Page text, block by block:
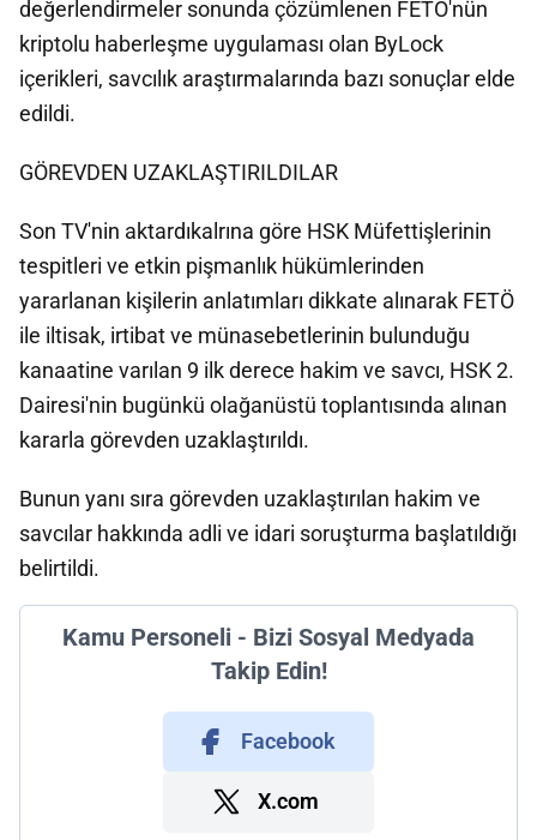
değerlendirmeler sonunda çözümlenen FETÖ'nün
kriptolu haberleşme uygulaması olan ByLock
içerikleri, savcılık araştırmalarında bazı sonuçlar elde
edildi.
GÖREVDEN UZAKLAŞTIRILDILAR
Son TV'nin aktardıkalrına göre HSK Müfettişlerinin
tespitleri ve etkin pişmanlık hükümlerinden
yararlanan kişilerin anlatımları dikkate alınarak FETÖ
ile iltisak, irtibat ve münasebetlerinin bulunduğu
kanaatine varılan 9 ilk derece hakim ve savcı, HSK 2.
Dairesi'nin bugünkü olağanüstü toplantısında alınan
kararla görevden uzaklaştırıldı.
Bunun yanı sıra görevden uzaklaştırılan hakim ve
savcılar hakkında adli ve idari soruşturma başlatıldığı
belirtildi.
Kamu Personeli - Bizi Sosyal Medyada
Takip Edin!
Facebook
X.com